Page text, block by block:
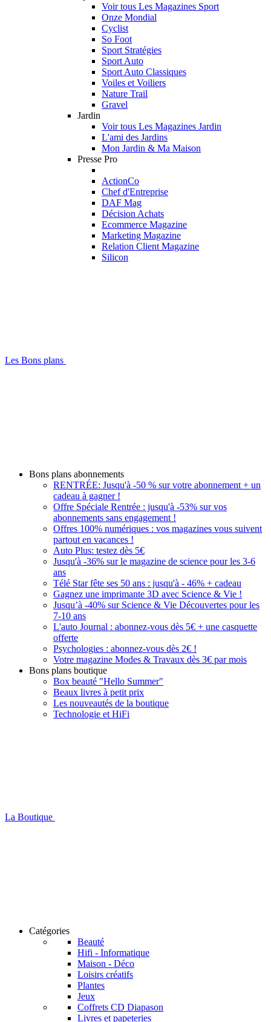
Voir tous Les Magazines Sport
Onze Mondial
Cyclist
So Foot
Sport Stratégies
Sport Auto
Sport Auto Classiques
Voiles et Voiliers
Nature Trail
Gravel
Jardin
Voir tous Les Magazines Jardin
L'ami des Jardins
Mon Jardin & Ma Maison
Presse Pro
ActionCo
Chef d'Entreprise
DAF Mag
Décision Achats
Ecommerce Magazine
Marketing Magazine
Relation Client Magazine
Silicon
Les Bons plans
Bons plans abonnements
RENTRÉE: Jusqu'à -50 % sur votre abonnement + un
cadeau à gagner !
Offre Spéciale Rentrée : jusqu'à -53% sur vos
abonnements sans engagement !
Offres 100% numériques : vos magazines vous suivent
partout en vacances !
Auto Plus: testez dès 5€
Jusqu'à -36% sur le magazine de science pour les 3-6
ans
Télé Star fête ses 50 ans : jusqu'à - 46% + cadeau
Gagnez une imprimante 3D avec Science & Vie !
Jusqu’à -40% sur Science & Vie Découvertes pour les
7-10 ans
L'auto Journal : abonnez-vous dès 5€ + une casquette
offerte
Psychologies : abonnez-vous dès 2€ !
Votre magazine Modes & Travaux dès 3€ par mois
Bons plans boutique
Box beauté "Hello Summer"
Beaux livres à petit prix
Les nouveautés de la boutique
Technologie et HiFi
La Boutique
Catégories
Beauté
Hifi - Informatique
Maison - Déco
Loisirs créatifs
Plantes
Jeux
Coffrets CD Diapason
Livres et papeteries